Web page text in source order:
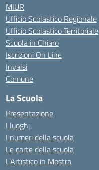
MIUR
Ufficio Scolastico Regionale
Ufficio Scolastico Territoriale
Scuola in Chiaro
Iscrizioni On Line
Invalsi
Comune
La Scuola
Presentazione
I luoghi
I numeri della scuola
Le carte della scuola
L’Artistico in Mostra